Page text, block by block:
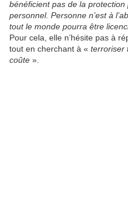
bénéficient pas de la
personnel. Personne n’est à
tout le monde pourra être
Pour cela, elle n’hésite pas à
tout en cherchant à « terroriser
coûte ».